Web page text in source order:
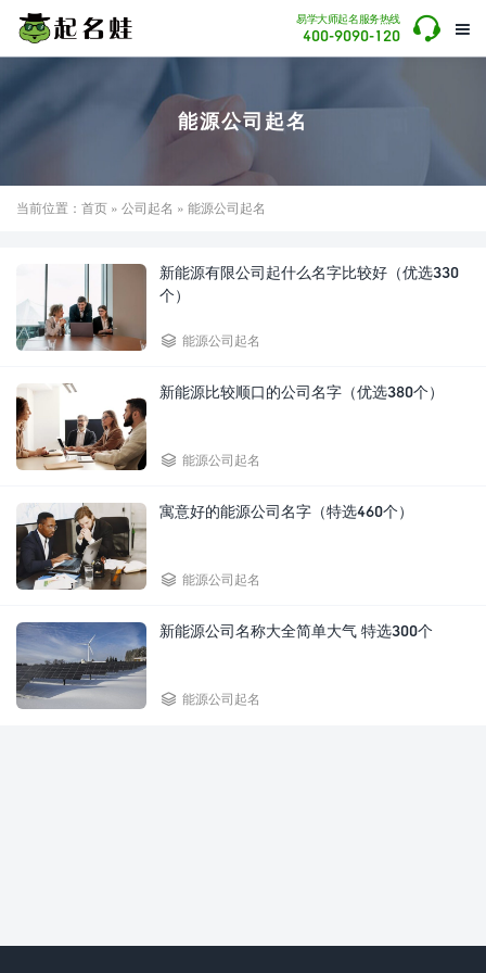

易学大师起名服务热线
400-9090-120 
能源公司起名
当前位置： 首页 » 公司起名 » 能源公司起名
新能源有限公司起什么名字比较好（优选330
个）
 能源公司起名
新能源比较顺口的公司名字（优选380个）
 能源公司起名
寓意好的能源公司名字（特选460个）
 能源公司起名
新能源公司名称大全简单大气 特选300个
 能源公司起名